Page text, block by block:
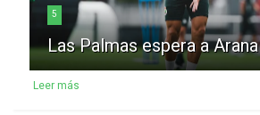
5
Las Palmas espera a Arana
Leer más